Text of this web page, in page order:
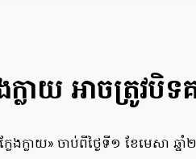
ក្លាយ អាចត្រូវ
ែងក្លាយ» ចាប់ពីថ្ងៃទី១ ខែមេសា